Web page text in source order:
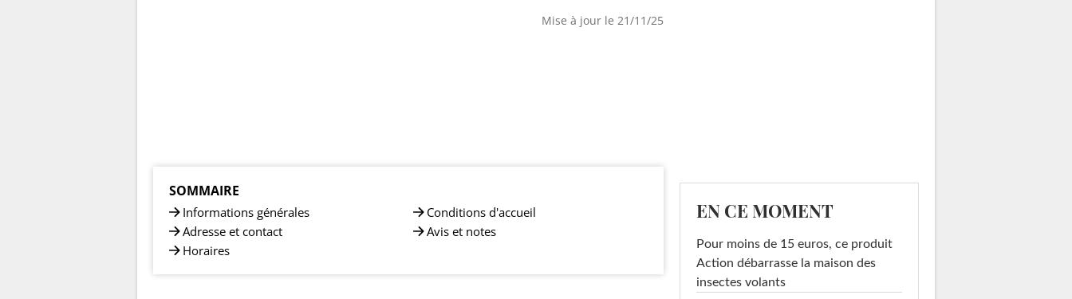
Mise à jour le 21/11/25
SOMMAIRE
Informations générales
Adresse et contact
Horaires
Conditions d'accueil
Avis et notes
EN CE MOMENT
Pour moins de 15 euros, ce produit
Action débarrasse la maison des
insectes volants